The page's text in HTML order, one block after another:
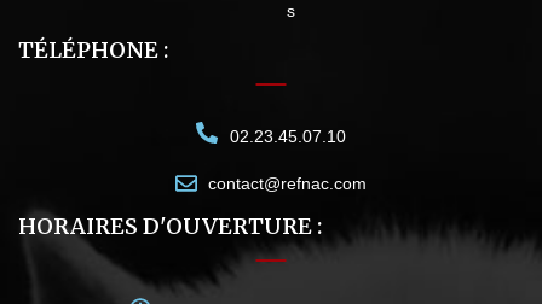
s
TÉLÉPHONE :
02.23.45.07.10
contact@refnac.com
HORAIRES D'OUVERTURE :